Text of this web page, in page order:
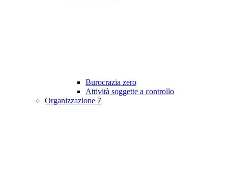
Burocrazia zero
Attività soggette a controllo
Organizzazione 7